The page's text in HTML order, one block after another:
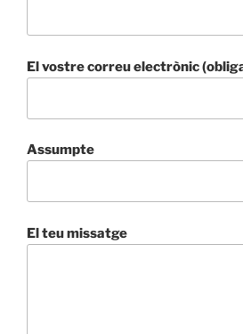
El vostre correu electrònic
Assumpte
El teu missatge